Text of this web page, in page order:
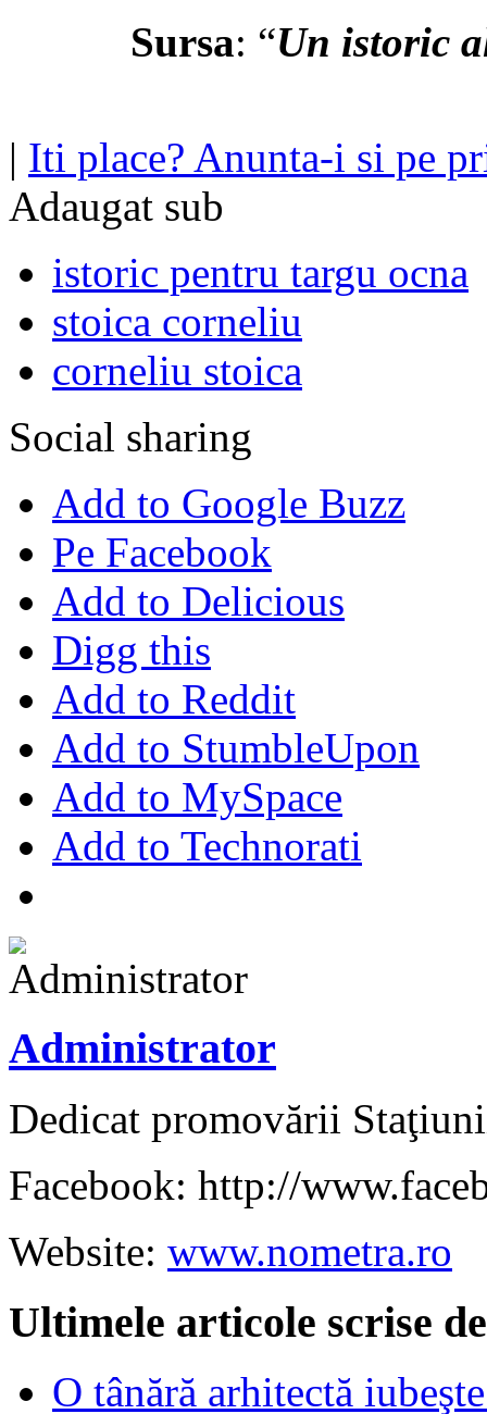
Sursa: “Un istoric
| Iti place? Anunta-i si pe
Adaugat sub
istoric pentru targu ocna
stoica corneliu
corneliu stoica
Social sharing
Add to Google Buzz
Pe Facebook
Add to Delicious
Digg this
Add to Reddit
Add to StumbleUpon
Add to MySpace
Add to Technorati
Administrator
Dedicat promovării
Facebook: http://
Website: www.nometra.ro
Ultimele articole scrise
O tânără arhitectă